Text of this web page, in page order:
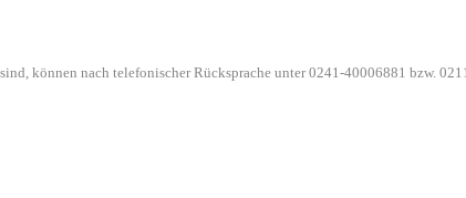
können nach telefonischer Rücksprache unter 0241-40006881 bzw.